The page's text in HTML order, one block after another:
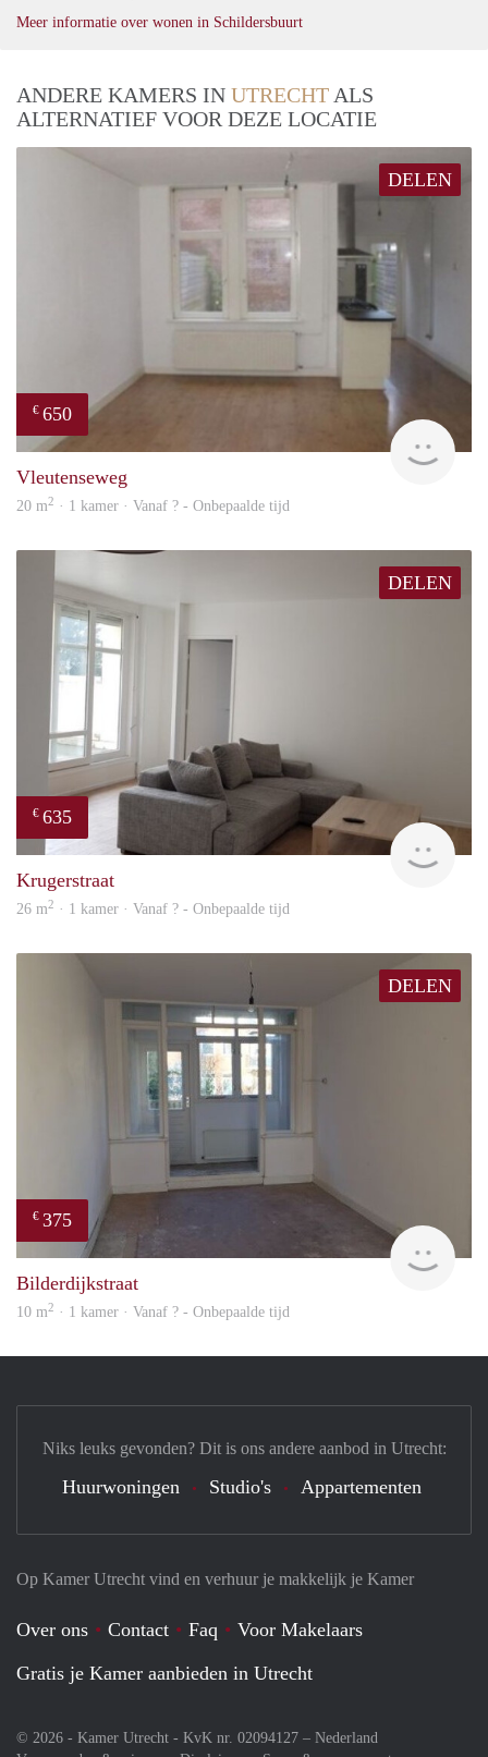
Meer informatie over wonen in Schildersbuurt
ANDERE KAMERS IN UTRECHT ALS
ALTERNATIEF VOOR DEZE LOCATIE
DELEN
€ 650
Vleutenseweg
20 m2 · 1 kamer · Vanaf ? - Onbepaalde tijd
DELEN
€ 635
Krugerstraat
26 m2 · 1 kamer · Vanaf ? - Onbepaalde tijd
DELEN
€ 375
Bilderdijkstraat
10 m2 · 1 kamer · Vanaf ? - Onbepaalde tijd
Op Kamer Utrecht vind en verhuur je makkelijk je Kamer
Over ons Contact Faq
Voor Makelaars
Gratis je Kamer aanbieden in Utrecht
© 2026 - Kamer Utrecht - KvK nr. 02094127 – Nederland
Niks leuks gevonden? Dit is ons andere aanbod in Utrecht:
Huurwoningen Studio's Appartementen